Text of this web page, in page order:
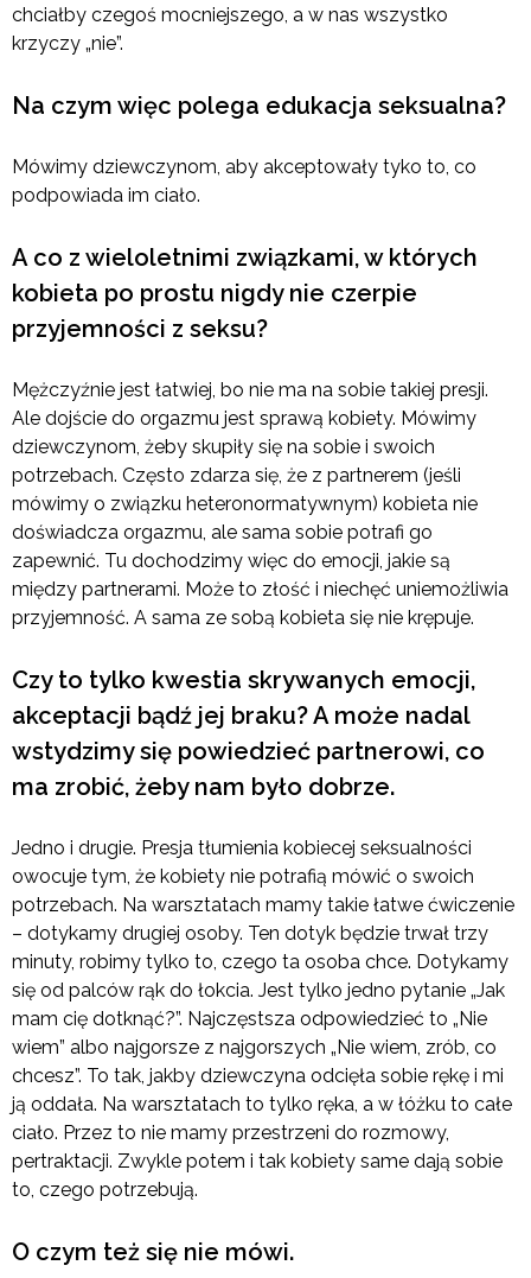
chciałby czegoś mocniejszego, a w nas wszystko
krzyczy „nie”.
Na czym więc polega edukacja seksualna?
Mówimy dziewczynom, aby akceptowały tyko to, co
podpowiada im ciało.
A co z wieloletnimi związkami, w których
kobieta po prostu nigdy nie czerpie
przyjemności z seksu?
Mężczyźnie jest łatwiej, bo nie ma na sobie takiej presji.
Ale dojście do orgazmu jest sprawą kobiety. Mówimy
dziewczynom, żeby skupiły się na sobie i swoich
potrzebach. Często zdarza się, że z partnerem (jeśli
mówimy o związku heteronormatywnym) kobieta nie
doświadcza orgazmu, ale sama sobie potrafi go
zapewnić. Tu dochodzimy więc do emocji, jakie są
między partnerami. Może to złość i niechęć uniemożliwia
przyjemność. A sama ze sobą kobieta się nie krępuje.
Czy to tylko kwestia skrywanych emocji,
akceptacji bądź jej braku? A może nadal
wstydzimy się powiedzieć partnerowi, co
ma zrobić, żeby nam było dobrze.
Jedno i drugie. Presja tłumienia kobiecej seksualności
owocuje tym, że kobiety nie potrafią mówić o swoich
potrzebach. Na warsztatach mamy takie łatwe ćwiczenie
– dotykamy drugiej osoby. Ten dotyk będzie trwał trzy
minuty, robimy tylko to, czego ta osoba chce. Dotykamy
się od palców rąk do łokcia. Jest tylko jedno pytanie „Jak
mam cię dotknąć?”. Najczęstsza odpowiedzieć to „Nie
wiem” albo najgorsze z najgorszych „Nie wiem, zrób, co
chcesz”. To tak, jakby dziewczyna odcięła sobie rękę i mi
ją oddała. Na warsztatach to tylko ręka, a w łóżku to całe
ciało. Przez to nie mamy przestrzeni do rozmowy,
pertraktacji. Zwykle potem i tak kobiety same dają sobie
to, czego potrzebują.
O czym też się nie mówi.